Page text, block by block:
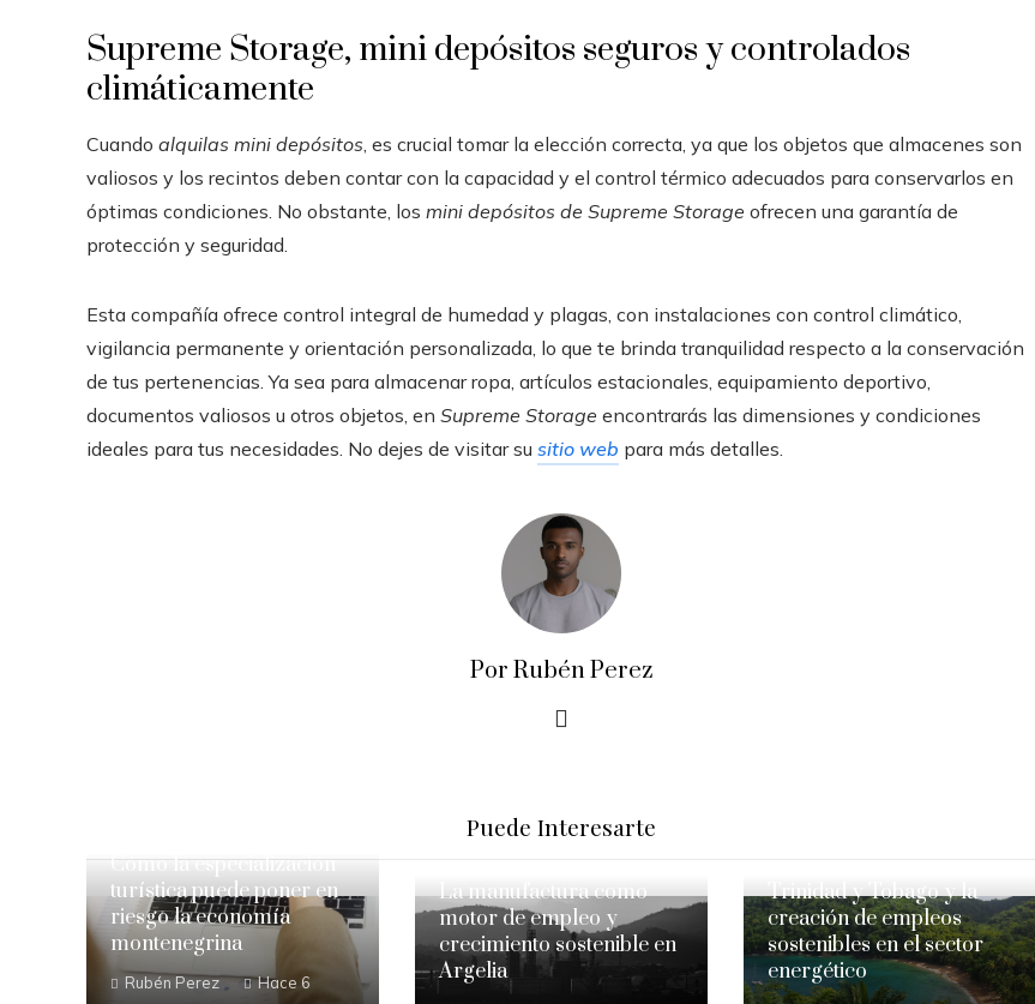
Supreme Storage, mini depósitos seguros y controlados
climáticamente
Cuando alquilas mini depósitos, es crucial tomar la elección correcta, ya que los objetos que almacenes son
valiosos y los recintos deben contar con la capacidad y el control térmico adecuados para conservarlos en
óptimas condiciones. No obstante, los mini depósitos de Supreme Storage ofrecen una garantía de
protección y seguridad.
Esta compañía ofrece control integral de humedad y plagas, con instalaciones con control climático,
vigilancia permanente y orientación personalizada, lo que te brinda tranquilidad respecto a la conservación
de tus pertenencias. Ya sea para almacenar ropa, artículos estacionales, equipamiento deportivo,
documentos valiosos u otros objetos, en Supreme Storage encontrarás las dimensiones y condiciones
ideales para tus necesidades. No dejes de visitar su sitio web para más detalles.
Por Rubén Perez
Puede Interesarte
Cómo la especialización
turística puede poner en
riesgo la economía
montenegrina
Rubén Perez
Hace 6
La manufactura como
motor de empleo y
crecimiento sostenible en
Argelia
Trinidad y Tobago y la
creación de empleos
sostenibles en el sector
energético